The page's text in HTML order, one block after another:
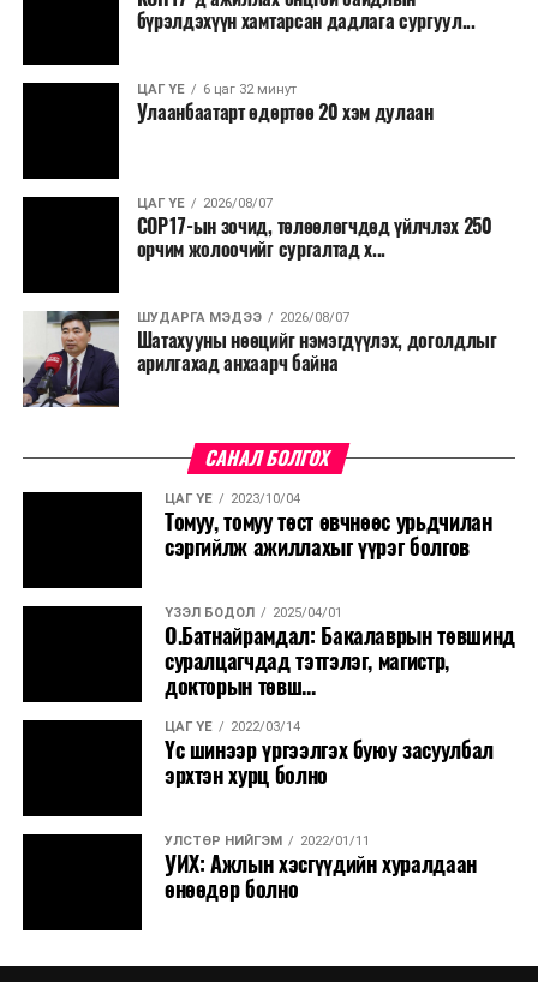
бүрэлдэхүүн хамтарсан дадлага сургуул...
ЦАГ ҮЕ 6 цаг 32 минут
Улаанбаатарт өдөртөө 20 хэм дулаан
ЦАГ ҮЕ 2026/08/07
COP17-ын зочид, төлөөлөгчдөд үйлчлэх 250
орчим жолоочийг сургалтад х...
ШУДАРГА МЭДЭЭ 2026/08/07
Шатахууны нөөцийг нэмэгдүүлэх, доголдлыг
арилгахад анхаарч байна
САНАЛ БОЛГОХ
ЦАГ ҮЕ 2023/10/04
Томуу, томуу төст өвчнөөс урьдчилан
сэргийлж ажиллахыг үүрэг болгов
ҮЗЭЛ БОДОЛ 2025/04/01
О.Батнайрамдал: Бакалаврын төвшинд
суралцагчдад тэтгэлэг, магистр,
докторын төвш...
ЦАГ ҮЕ 2022/03/14
Үс шинээр үргээлгэх буюу засуулбал
эрхтэн хурц болно
УЛСТӨР НИЙГЭМ 2022/01/11
УИХ: Ажлын хэсгүүдийн хуралдаан
өнөөдөр болно